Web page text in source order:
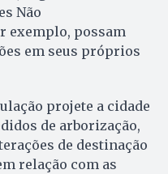
Não
exemplo, possam
em seus próprios
projete a cidade
de arborização,
de destinação
relação com as